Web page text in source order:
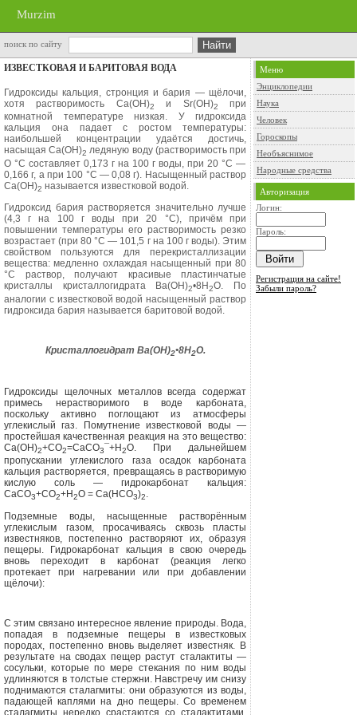
Murzim
поиск по сайту
ИЗВЕСТКОВАЯ И БАРИТОВАЯ ВОДА
Гидроксиды кальция, стронция и ба­рия — щёлочи,
хотя растворимость Са(ОН)2 и Sr(OH)2
при
комнатной тем­пературе низкая. У гидроксида
кальция она падает с ростом температуры:
наибольшей концентрации удаётся до­стичь,
насыщая Са(ОН)2 ледяную воду (растворимость при
О °С составляет 0,173 г на 100 г воды, при 20 °С —
0,166 г, а при 100 °С — 0,08 г). Насы­щенный раствор
Са(ОН)2 называется известковой водой.
Гидроксид бария растворяется зна­чительно лучше
(4,3 г на 100 г воды при 20 °С), причём при
повышении тем­пературы его растворимость резко
возрастает (при 80 °С — 101,5 г на 100 г воды). Этим
свойством пользуются для перекристаллизации
вещества: мед­ленно охлаждая насыщенный при 80
°С раствор, получают красивые плас­тинчатые
кристаллы кристаллогидрата Ва(ОН)2•8Н2О. По
аналогии с извест­ковой водой насыщенный раствор
гид­роксида бария называется баритовой водой.
Кристаллогидрат Ва(ОН)2•8Н2О.
Гидроксиды щелочных металлов все­гда содержат
примесь нерастворимого в воде карбоната,
поскольку активно поглощают из атмосферы
углекислый газ. Помутнение известковой воды —
простейшая качественная реакция на это вещество:
Са(ОН)2+СО2=CaCO3 +H2O.
При дальнейшем
пропускании углекислого газа осадок карбоната
кальция растворяется, пре­вращаясь в растворимую
кислую соль — гидрокарбонат кальция:
СаСО3+СО2+Н2О = Са(НСО3)2.
Подземные воды, насыщенные раст­ворённым
углекислым газом, проса­чиваясь сквозь пласты
известняков, постепенно растворяют их, образуя
пе­щеры. Гидрокарбонат кальция в свою очередь
вновь переходит в карбонат (реакция легко
протекает при нагрева­нии или при добавлении
щёлочи):
С этим связано интересное явление природы. Вода,
попадая в подземные пещеры в известковых
породах, постепенно вновь выделяет известняк. В
ре­зультате на сводах пещер растут ста­лактиты —
сосульки, которые по мере стекания по ним воды
удлиняются в толстые стержни. Навстречу им снизу
поднимаются сталагмиты: они образу­ются из воды,
падающей каплями на дно пещеры. Со временем
сталагмиты нередко срастаются со сталактитами,
Меню
Энциклопедии
Наука
Человек
Гороскопы
Необъяснимое
Народные средства
Авторизация
Логин:
Пароль:
Регистрация на сайте!
Забыли пароль?